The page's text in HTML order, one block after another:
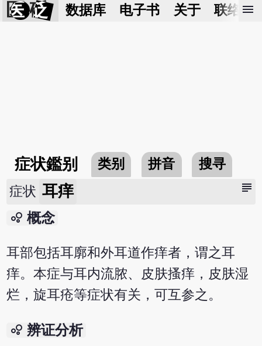
医 砭 数据库 电子书 关于 联络我
menu
症状鑑别 类别 拼音 搜寻
subject
症状 耳痒
bubble_chart 概念
耳部包括耳廓和外耳道作痒者，谓之耳
痒。本症与耳内流脓、皮肤搔痒，皮肤湿
烂，旋耳疮等症状有关，可互参之。
bubble_chart 辨证分析